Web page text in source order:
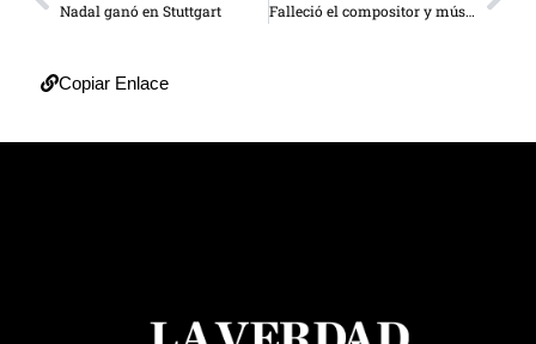
Nadal ganó en Stuttgart Falleció el compositor y músico Hugo Blanco
Copiar Enlace